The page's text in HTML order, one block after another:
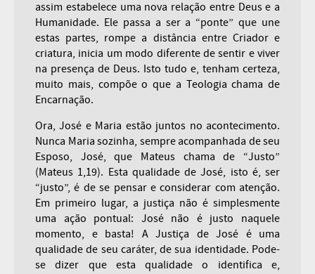
assim estabelece uma nova relação entre Deus e a
Humanidade. Ele passa a ser a “ponte” que une
estas partes, rompe a distância entre Criador e
criatura, inicia um modo diferente de sentir e viver
na presença de Deus. Isto tudo e, tenham certeza,
muito mais, compõe o que a Teologia chama de
Encarnação.
Ora, José e Maria estão juntos no acontecimento.
Nunca Maria sozinha, sempre acompanhada de seu
Esposo, José, que Mateus chama de “Justo”
(Mateus 1,19). Esta qualidade de José, isto é, ser
“justo”, é de se pensar e considerar com atenção.
Em primeiro lugar, a justiça não é simplesmente
uma ação pontual: José não é justo naquele
momento, e basta! A Justiça de José é uma
qualidade de seu caráter, de sua identidade. Pode-
se dizer que esta qualidade o identifica e,